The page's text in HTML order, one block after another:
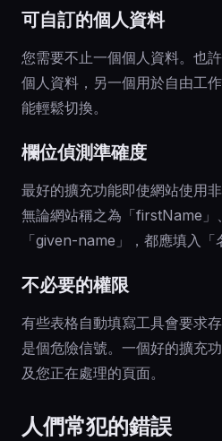
可自訂的個人資料
您需要不止一個個人資料。也
個人資料，另一個用於自由工
能輕鬆切換。
欄位偵測準確度
最好的擴充功能即使網站使用
無論網站稱之為「firstName」
「given-name」，都應填入「
不必要的權限
有些表格自動填寫工具會要求
是個危險信號。一個好的擴充
及您正在處理的頁面。
人們常犯的錯誤